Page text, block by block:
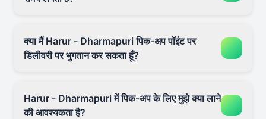
क्या मैं Harur - Dharmapuri पिक-अप पॉइंट पर
डिलीवरी पर भुगतान कर सकता हूँ?
Harur - Dharmapuri में पिक-अप के लिए मुझे क्या लाने
की आवश्यकता है?